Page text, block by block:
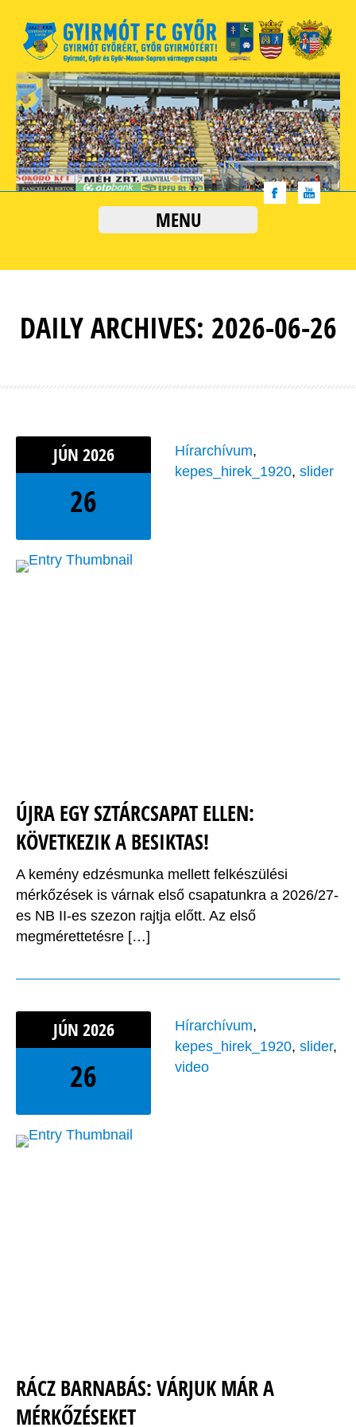
MENU
DAILY ARCHIVES: 2026-06-26
JÚN 2026
26
Hírarchívum,
kepes_hirek_1920, slider
ÚJRA EGY SZTÁRCSAPAT ELLEN:
KÖVETKEZIK A BESIKTAS!
A kemény edzésmunka mellett felkészülési
mérkőzések is várnak első csapatunkra a 2026/27-
es NB II-es szezon rajtja előtt. Az első
megmérettetésre […]
JÚN 2026
26
Hírarchívum,
kepes_hirek_1920, slider,
video
RÁCZ BARNABÁS: VÁRJUK MÁR A
MÉRKŐZÉSEKET